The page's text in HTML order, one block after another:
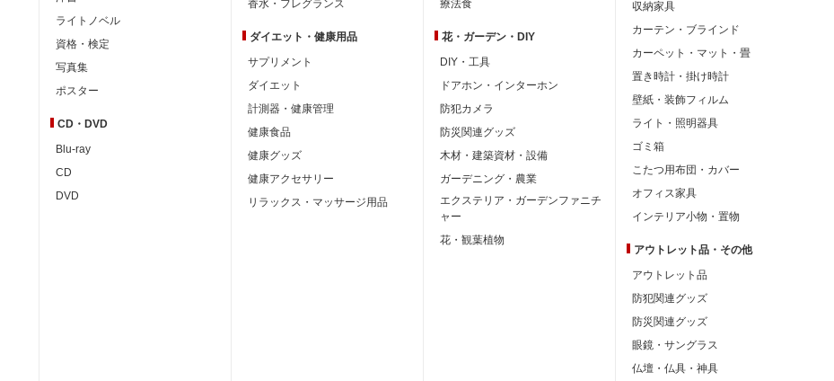
ライトノベル
資格・検定
写真集
ポスター
CD・DVD
Blu-ray
CD
DVD
香水・フレグランス
ダイエット・ 健康用品
サプリメント
ダイエット
計測器・健康管理
健康食品
健康グッズ
健康アクセサリー
リラックス・マッサージ用品
療法食
花・ガーデン・DIY
DIY・工具
ドアホン・インターホン
防犯カメラ
防災関連グッズ
木材・建築資材・設備
ガーデニング・農業
エクステリア・ガーデンファニチ
ャー
花・観葉植物
収納家具
カーテン・ブラインド
カーペット・マット・畳
置き時計・掛け時計
壁紙・装飾フィルム
ライト・照明器具
ゴミ箱
こたつ用布団・カバー
オフィス家具
インテリア小物・置物
アウトレット品・ その他
アウトレット品
防犯関連グッズ
防災関連グッズ
眼鏡・サングラス
仏壇・仏具・神具